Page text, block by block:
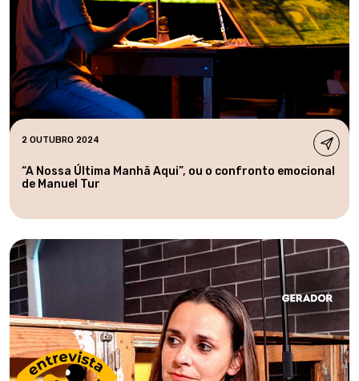
2 OUTUBRO 2024
“A Nossa Última Manhã Aqui”, ou o confronto emocional
de Manuel Tur